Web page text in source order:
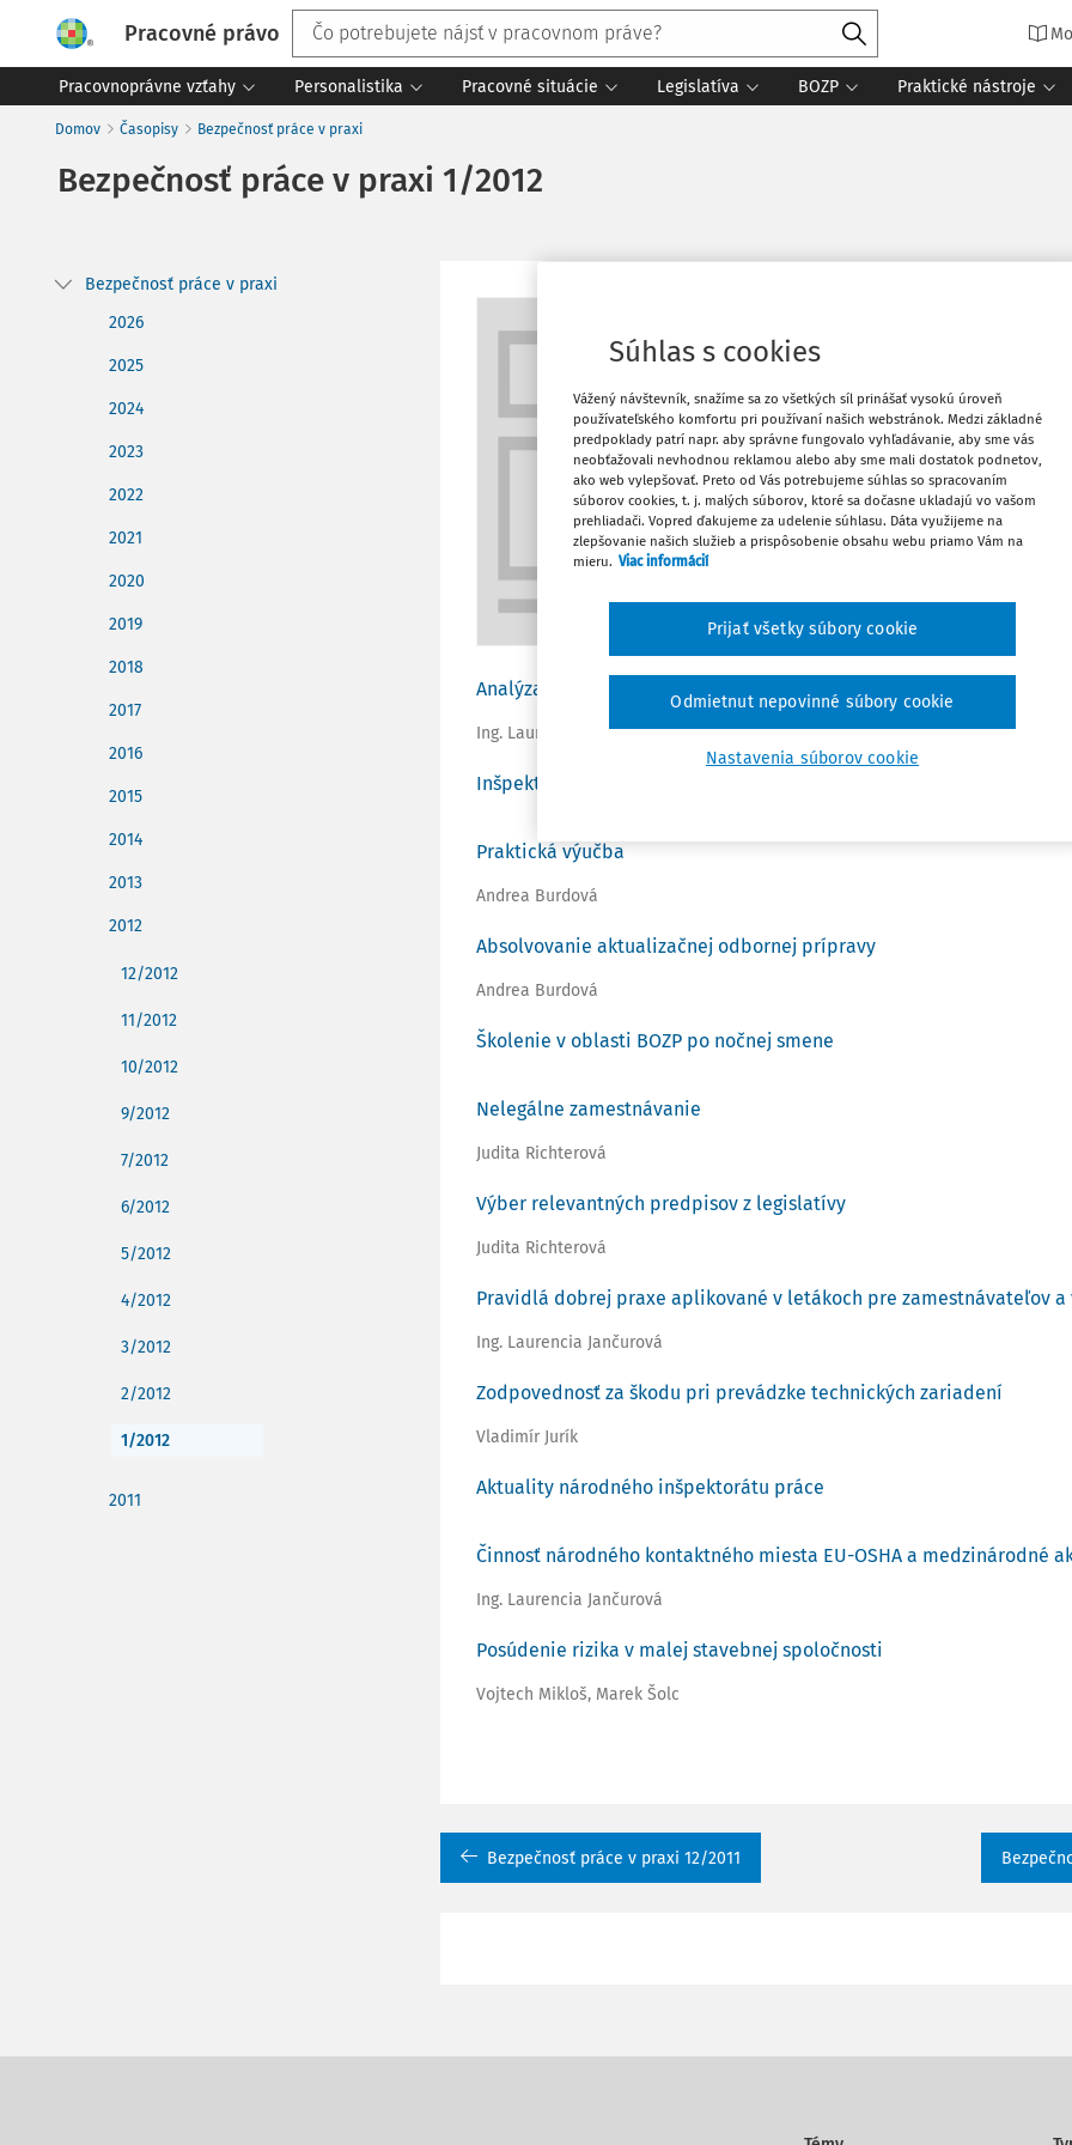
Pracovné právo
Pracovnoprávne vzťahy Personalistika Pracovné situácie Legislatíva BOZP Praktické nástroje
Domov Časopisy Bezpečnosť práce v praxi
Bezpečnosť práce v praxi 1/2012
Bezpečnosť práce v praxi
2026
2025
2024
2023
2022
2021
2020
2019
2018
2017
2016
2015
2014
2013
2012
12/2012
11/2012
10/2012
9/2012
7/2012
6/2012
5/2012
4/2012
3/2012
2/2012
1/2012
2011
Analýza pracovných úrazov
Ing. Laurencia Jančurová
Inšpektori práce skontrolovali viac ako tri desiatky zimných
Praktická výučba
Andrea Burdová
Absolvovanie aktualizačnej odbornej prípravy
Andrea Burdová
Školenie v oblasti BOZP po nočnej smene
Nelegálne zamestnávanie
Judita Richterová
Výber relevantných predpisov z legislatívy
Judita Richterová
Pravidlá dobrej praxe aplikované v letákoch pre zamestnávateľov a
Ing. Laurencia Jančurová
Zodpovednosť za škodu pri prevádzke technických zariadení
Vladimír Jurík
Aktuality národného inšpektorátu práce
Činnosť národného kontaktného miesta EU-OSHA a medzinárodné
Ing. Laurencia Jančurová
Posúdenie rizika v malej stavebnej spoločnosti
Vojtech Mikloš, Marek Šolc
Bezpečnosť práce v praxi 12/2011
Súhlas s cookies
Vážený návštevník, snažíme sa zo všetkých síl prinášať vysokú úroveň
používateľského komfortu pri používaní našich webstránok. Medzi základné
predpoklady patrí napr. aby správne fungovalo vyhľadávanie, aby sme vás
neobťažovali nevhodnou reklamou alebo aby sme mali dostatok podnetov,
ako web vylepšovať. Preto od Vás potrebujeme súhlas so spracovaním
súborov cookies, t. j. malých súborov, ktoré sa dočasne ukladajú vo vašom
prehliadači. Vopred ďakujeme za udelenie súhlasu. Dáta využijeme na
zlepšovanie našich služieb a prispôsobenie obsahu webu priamo Vám na
mieru. Viac informácií
Nastavenia súborov cookie
Odmietnut nepovinné súbory cookie
Prijať všetky súbory cookie